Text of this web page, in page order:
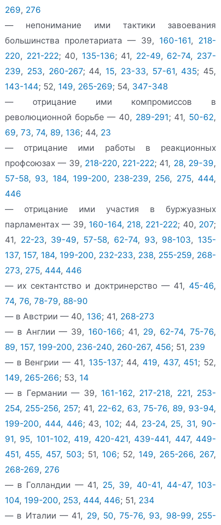
269, 276
— непонимание ими тактики завоевания
большинства пролетариата — 39, 160-161, 218-
220, 221-222; 40, 135-136; 41, 22-49, 62-74, 237-
239, 253, 260-267; 44, 15, 23-33, 57-61, 435; 45,
143-144; 52, 149, 265-269; 54, 347-348
— отрицание ими компромиссов в
революционной борьбе — 40, 289-291; 41, 50-62,
69, 73, 74, 89, 136; 44, 23
— отрицание ими работы в реакционных
профсоюзах — 39, 218-220, 221-222; 41, 28, 29-39,
57-58, 93, 184, 199-200, 238-239, 256, 275, 444,
446
— отрицание ими участия в буржуазных
парламентах — 39, 160-164, 218, 221-222; 40, 207;
41, 22-23, 39-49, 57-58, 62-74, 93, 98-103, 135-
137, 157, 184, 199-200, 232-233, 238, 255-259, 268-
273, 275, 444, 446
— их сектантство и доктринерство — 41, 45-46,
74, 76, 78-79, 88-90
— в Австрии — 40, 136; 41, 268-273
— в Англии — 39, 160-166; 41, 29, 62-74,75-76,
89, 157, 199-200, 236-240, 260-267, 456; 51, 239
— в Венгрии — 41, 135-137; 44, 419, 437, 451; 52,
149, 265-266; 53, 14
— в Германии — 39, 161-162, 217-218, 221, 253-
254, 255-256, 257; 41, 22-62, 63, 75-76, 89, 93-94,
199-200, 444, 446; 43, 102; 44, 23-24, 25, 31, 90-
91, 95, 101-102, 419, 420-421, 439-441, 447, 449-
451, 455, 457, 503; 51, 106; 52, 149, 265-266, 267,
268-269, 276
— в Голландии — 41, 25, 39, 40-41, 44-47, 103-
104, 199-200, 253, 444, 446; 51, 234
— в Италии — 41, 29, 50,75-76, 93, 98-99, 255-